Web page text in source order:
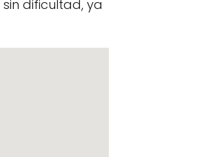
sin dificultad, ya